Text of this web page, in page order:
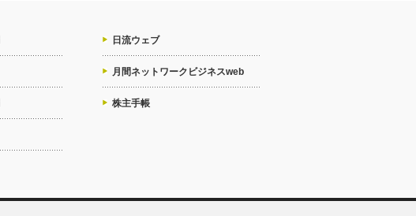
日流ウェブ
月間ネットワークビジネスweb
株主手帳